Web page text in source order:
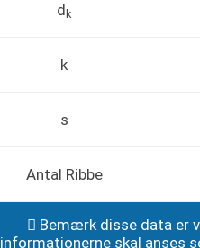
dk
k
s
Antal Ribbe
Bemærk disse data er
informationerne skal anses